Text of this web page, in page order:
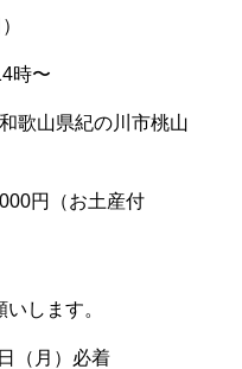
時〜
歌山県紀の川市桃山
円（お土産付
します。
（月）必着